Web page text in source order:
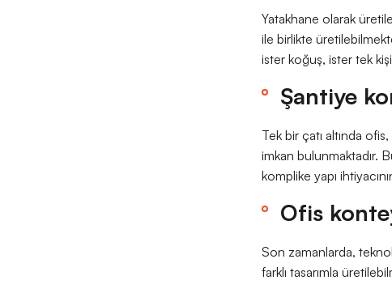
Yatakhane olarak
ile birlikte
ister koğuş, ister tek
Şantiye
Tek bir çatı altında
imkan bulunmaktadır.
komplike yapı
Ofis
Son zamanlarda,
farklı tasarımla